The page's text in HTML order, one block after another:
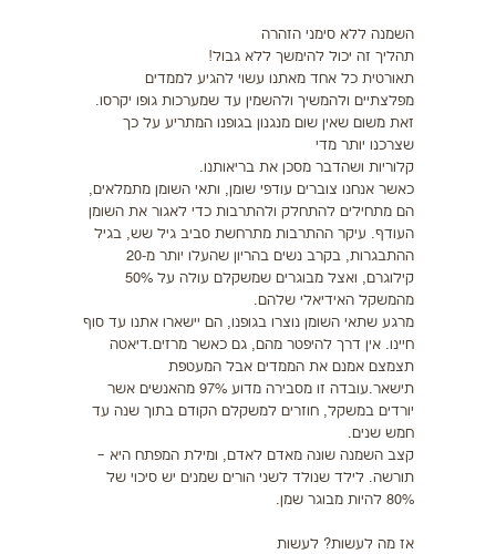
השמנה ללא סימני הזהרה
תהליך זה יכול להימשך ללא גבול!
תאורטית כל אחד מאתנו עשוי להגיע לממדים
מפלצתיים ולהמשיך ולהשמין עד שמערכות גופו יקרסו.
זאת משום שאין שום מנגנון בגופנו המתריע על כך
שצרכנו יותר מדי
קלוריות ושהדבר מסכן את בריאותנו.
כאשר אנחנו צוברים עודפי שומן, ותאי השומן מתמלאים,
הם מתחילים להתחלק ולהתרבות כדי לאגור את השומן
העודף. עיקר ההתרבות מתרחשת סביב גיל שש, בגיל
ההתבגרות, בקרב נשים בהריון שהעלו יותר מ-20
קילוגרם, ואצל מבוגרים שמשקלם עולה על 50%
מהמשקל האידיאלי שלהם.
מרגע שתאי השומן נוצרו בגופנו, הם יישארו אתנו עד סוף
חיינו. אין דרך להיפטר מהם, גם כאשר מרזים.דיאטה
תצמצם אמנם את הממדים אבל המעטפת
תישאר.עובדה זו מסבירה מדוע 97% מהאנשים אשר
יורדים במשקל, חוזרים למשקלם הקודם בתוך שנה עד
חמש שנים.
קצב השמנה שונה מאדם לאדם, ומילת המפתח היא –
תורשה. לילד שנולד לשני הורים שמנים יש סיכוי של
80% להיות מבוגר שמן.
אז מה לעשות? לעשות